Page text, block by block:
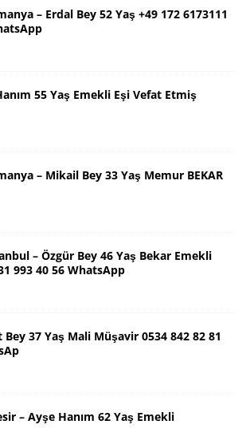
– Erdal Bey 52 Yaş +49 172 6173111
55 Yaş Emekli Eşi Vefat Etmiş
– Mikail Bey 33 Yaş Memur BEKAR
– Özgür Bey 46 Yaş Bekar Emekli
993 40 56 WhatsApp
Bey 37 Yaş Mali Müşavir 0534 842 82 81
– Ayşe Hanım 62 Yaş Emekli